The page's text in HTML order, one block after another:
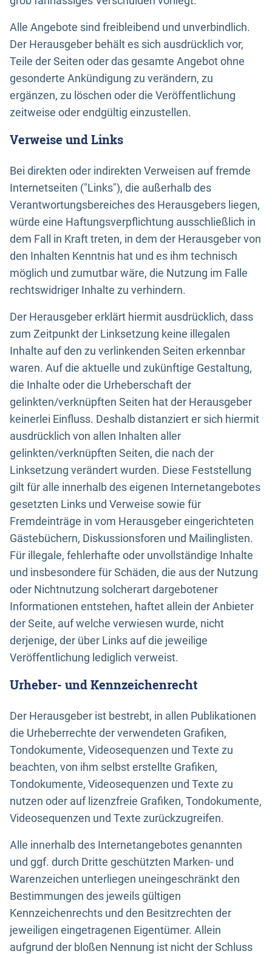
Alle Angebote sind freibleibend und unverbindlich.
Der Herausgeber behält es sich ausdrücklich vor,
Teile der Seiten oder das gesamte Angebot ohne
gesonderte Ankündigung zu verändern, zu
ergänzen, zu löschen oder die Veröffentlichung
zeitweise oder endgültig einzustellen.
Verweise und Links
Bei direkten oder indirekten Verweisen auf fremde
Internetseiten ("Links"), die außerhalb des
Verantwortungsbereiches des Herausgebers liegen,
würde eine Haftungsverpflichtung ausschließlich in
dem Fall in Kraft treten, in dem der Herausgeber von
den Inhalten Kenntnis hat und es ihm technisch
möglich und zumutbar wäre, die Nutzung im Falle
rechtswidriger Inhalte zu verhindern.
Der Herausgeber erklärt hiermit ausdrücklich, dass
zum Zeitpunkt der Linksetzung keine illegalen
Inhalte auf den zu verlinkenden Seiten erkennbar
waren. Auf die aktuelle und zukünftige Gestaltung,
die Inhalte oder die Urheberschaft der
gelinkten/verknüpften Seiten hat der Herausgeber
keinerlei Einfluss. Deshalb distanziert er sich hiermit
ausdrücklich von allen Inhalten aller
gelinkten/verknüpften Seiten, die nach der
Linksetzung verändert wurden. Diese Feststellung
gilt für alle innerhalb des eigenen Internetangebotes
gesetzten Links und Verweise sowie für
Fremdeinträge in vom Herausgeber eingerichteten
Gästebüchern, Diskussionsforen und Mailinglisten.
Für illegale, fehlerhafte oder unvollständige Inhalte
und insbesondere für Schäden, die aus der Nutzung
oder Nichtnutzung solcherart dargebotener
Informationen entstehen, haftet allein der Anbieter
der Seite, auf welche verwiesen wurde, nicht
derjenige, der über Links auf die jeweilige
Veröffentlichung lediglich verweist.
Urheber- und Kennzeichenrecht
Der Herausgeber ist bestrebt, in allen Publikationen
die Urheberrechte der verwendeten Grafiken,
Tondokumente, Videosequenzen und Texte zu
beachten, von ihm selbst erstellte Grafiken,
Tondokumente, Videosequenzen und Texte zu
nutzen oder auf lizenzfreie Grafiken, Tondokumente,
Videosequenzen und Texte zurückzugreifen.
Alle innerhalb des Internetangebotes genannten
und ggf. durch Dritte geschützten Marken- und
Warenzeichen unterliegen uneingeschränkt den
Bestimmungen des jeweils gültigen
Kennzeichenrechts und den Besitzrechten der
jeweiligen eingetragenen Eigentümer. Allein
aufgrund der bloßen Nennung ist nicht der Schluss